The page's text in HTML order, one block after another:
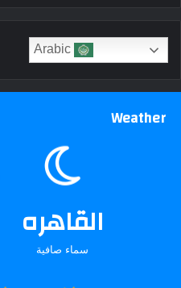
Weather
القاهره
سماء صافية